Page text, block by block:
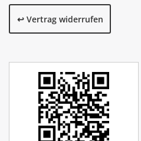
↩️ Vertrag widerrufen